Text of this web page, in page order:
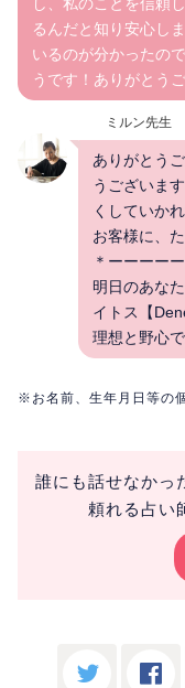
し、私のことを信頼
るんだと知り安心し
いるのが分かったの
うです！ありがとう
ミルン先生
ありがとう
うございま
くしていか
お客様に、
＊ーーーー
明日のあな
イトス【
理想と野心
※お名前、生年月日等の
誰にも話せなかっ
頼れる占い